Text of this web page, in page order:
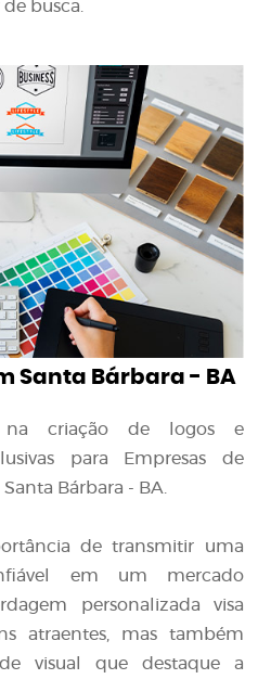
busca.
Santa Bárbara - BA
na criação de logos e
para Empresas de
Bárbara - BA.
de transmitir uma
em um mercado
personalizada visa
atraentes, mas também
visual que destaque a